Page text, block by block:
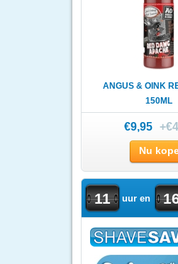
ANGUS & OINK
150ML
€9,95
Nu
11 uur en